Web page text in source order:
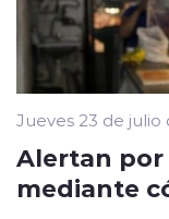
Jueves 23 de julio
Alertan
mediante